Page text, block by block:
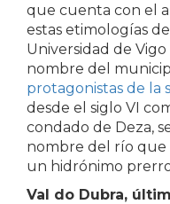
que cuenta con el
estas etimologías
Universidad de
nombre del
protagonistas de la
desde el siglo VI
condado de Deza,
nombre del río que
un hidrónimo
Val do Dubra,